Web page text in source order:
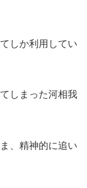
しか利用してい
しまった河相我
、精神的に追い